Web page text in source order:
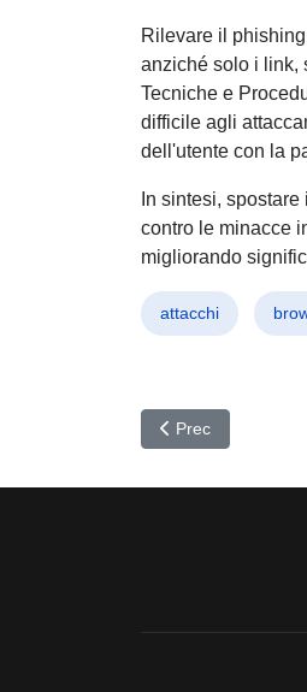
Rilevare il
anziché solo i link,
Tecniche e
difficile agli
dell'utente con la
In sintesi,
contro le minacce
migliorando
attacchi
Articolo
Prec